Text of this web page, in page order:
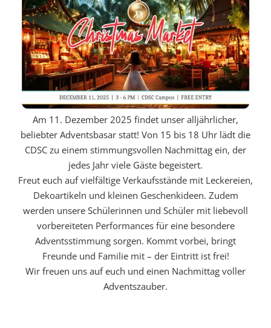
Am 11. Dezember 2025 findet unser alljährlicher,
beliebter Adventsbasar statt! Von 15 bis 18 Uhr lädt die
CDSC zu einem stimmungsvollen Nachmittag ein, der
jedes Jahr viele Gäste begeistert.
Freut euch auf vielfältige Verkaufsstände mit Leckereien,
Dekoartikeln und kleinen Geschenkideen. Zudem
werden unsere Schülerinnen und Schüler mit liebevoll
vorbereiteten Performances für eine besondere
Adventsstimmung sorgen. Kommt vorbei, bringt
Freunde und Familie mit – der Eintritt ist frei!
Wir freuen uns auf euch und einen Nachmittag voller
Adventszauber.